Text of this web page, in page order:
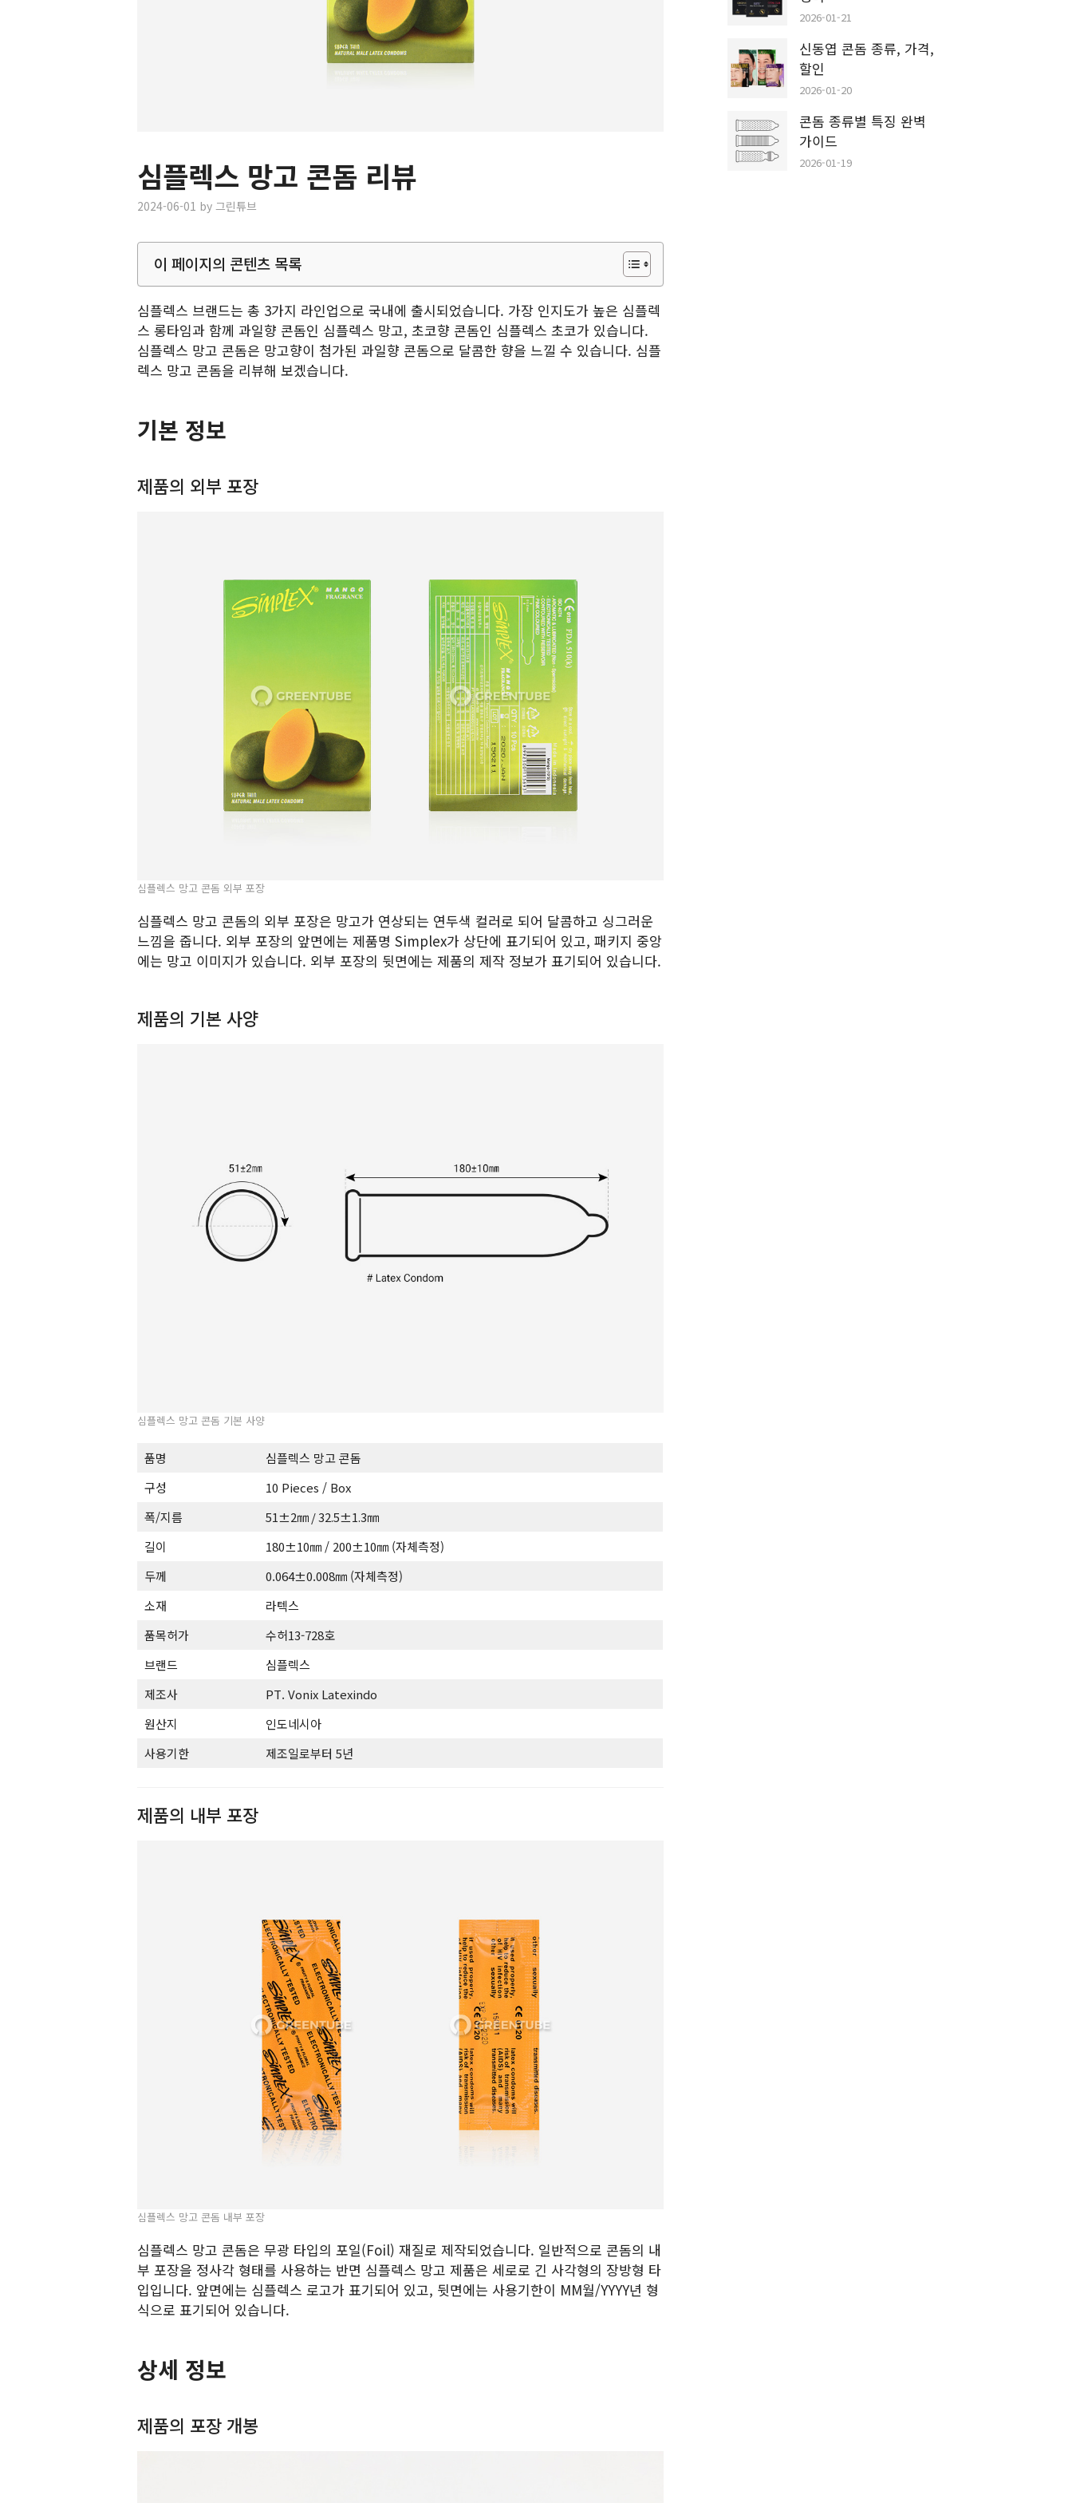
심플렉스 망고 콘돔 리뷰
2024-06-01 by 그린튜브
이 페이지의 콘텐츠 목록
심플렉스 브랜드는 총 3가지 라인업으로 국내에 출시되었습니다. 가장 인지도가 높은 심플렉
스 롱타임과 함께 과일향 콘돔인 심플렉스 망고, 초코향 콘돔인 심플렉스 초코가 있습니다.
심플렉스 망고 콘돔은 망고향이 첨가된 과일향 콘돔으로 달콤한 향을 느낄 수 있습니다. 심플
렉스 망고 콘돔을 리뷰해 보겠습니다.
기본 정보
제품의 외부 포장
심플렉스 망고 콘돔 외부 포장
심플렉스 망고 콘돔의 외부 포장은 망고가 연상되는 연두색 컬러로 되어 달콤하고 싱그러운
느낌을 줍니다. 외부 포장의 앞면에는 제품명 Simplex가 상단에 표기되어 있고, 패키지 중앙
에는 망고 이미지가 있습니다. 외부 포장의 뒷면에는 제품의 제작 정보가 표기되어 있습니다.
제품의 기본 사양
심플렉스 망고 콘돔 기본 사양
품명
심플렉스 망고 콘돔
구성
10 Pieces / Box
폭/지름
51±2㎜ / 32.5±1.3㎜
길이
180±10㎜ / 200±10㎜ (자체측정)
두께
0.064±0.008㎜ (자체측정)
소재
라텍스
품목허가
수허13-728호
브랜드
심플렉스
제조사
PT. Vonix Latexindo
원산지
인도네시아
사용기한
제조일로부터 5년
제품의 내부 포장
심플렉스 망고 콘돔 내부 포장
심플렉스 망고 콘돔은 무광 타입의 포일(Foil) 재질로 제작되었습니다. 일반적으로 콘돔의 내
부 포장을 정사각 형태를 사용하는 반면 심플렉스 망고 제품은 세로로 긴 사각형의 장방형 타
입입니다. 앞면에는 심플렉스 로고가 표기되어 있고, 뒷면에는 사용기한이 MM월/YYYY년 형
식으로 표기되어 있습니다.
상세 정보
제품의 포장 개봉
2026-01-21
신동엽 콘돔 종류, 가격,
할인
2026-01-20
콘돔 종류별 특징 완벽
가이드
2026-01-19